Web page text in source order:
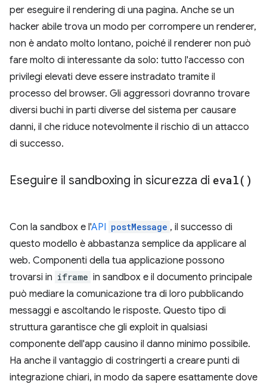
per eseguire il rendering di una pagina. Anche se un
hacker abile trova un modo per corrompere un renderer,
non è andato molto lontano, poiché il renderer non può
fare molto di interessante da solo: tutto l'accesso con
privilegi elevati deve essere instradato tramite il
processo del browser. Gli aggressori dovranno trovare
diversi buchi in parti diverse del sistema per causare
danni, il che riduce notevolmente il rischio di un attacco
di successo.
Eseguire il sandboxing in sicurezza di eval( )
Con la sandbox e l'API postMessage , il successo di
questo modello è abbastanza semplice da applicare al
web. Componenti della tua applicazione possono
trovarsi in iframe in sandbox e il documento principale
può mediare la comunicazione tra di loro pubblicando
messaggi e ascoltando le risposte. Questo tipo di
struttura garantisce che gli exploit in qualsiasi
componente dell'app causino il danno minimo possibile.
Ha anche il vantaggio di costringerti a creare punti di
integrazione chiari, in modo da sapere esattamente dove